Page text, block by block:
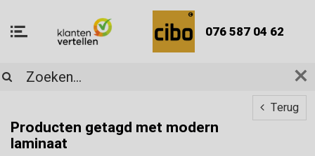
076 587 04 62
Terug
Producten getagd met modern
laminaat